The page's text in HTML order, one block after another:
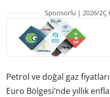
Sponsorlu | 2026/2Ç
Petrol ve doğal gaz
Euro Bölgesi’nde yıllık